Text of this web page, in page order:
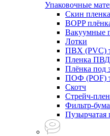
Упаковочные
Скин пленка
BOPP
Вакуумные
Лотки
ПВХ (PVC)
Пленка ПВД
Плёнка под
ПОФ (POF)
Скотч
Стрейч-
Фильтр-
Пузырчатая